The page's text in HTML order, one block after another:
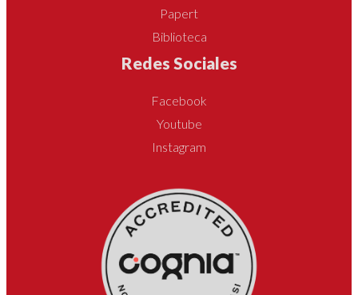
Papert
Biblioteca
Redes Sociales
Facebook
Youtube
Instagram